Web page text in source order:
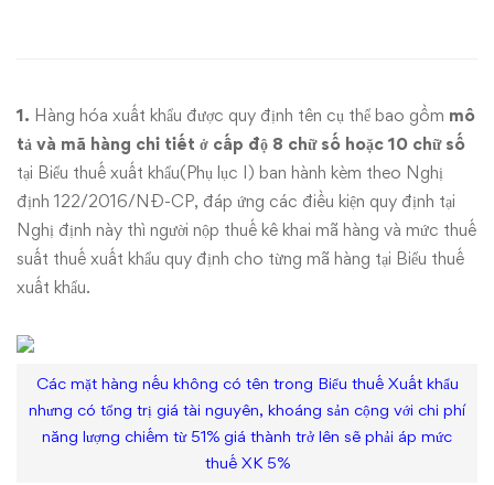
hóa
và
thuế
suất
thực
hiện
biểu
1. Hàng hóa xuất khẩu được quy định tên cụ thể bao gồm mô
tả và mã hàng chi tiết ở cấp độ 8 chữ số hoặc 10 chữ số
tại Biểu thuế xuất khẩu(Phụ lục I) ban hành kèm theo Nghị
định 122/2016/NĐ-CP, đáp ứng các điều kiện quy định tại
Nghị định này thì người nộp thuế kê khai mã hàng và mức thuế
suất thuế xuất khẩu quy định cho từng mã hàng tại Biểu thuế
xuất khẩu.
Các mặt hàng nếu không có tên trong Biểu thuế Xuất khẩu
nhưng có tổng trị giá tài nguyên, khoáng sản cộng với chi phí
năng lượng chiếm từ 51% giá thành trở lên sẽ phải áp mức
thuế XK 5%